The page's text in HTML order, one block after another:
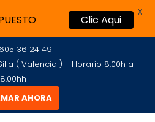
36 24 49
( Valencia ) - Horario 8.00h a
AHORA
Clic Aqui
X